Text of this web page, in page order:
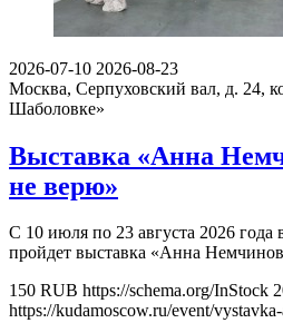
2026-07-10 2026-08-23
Москва, Серпуховский вал, д. 24,
Шаболовке»
Выставка «Анна
не верю»
С 10 июля по 23 августа 2026
пройдет выставка «Анна
150 RUB https://schema.org/InStock
https://kudamoscow.ru/event/